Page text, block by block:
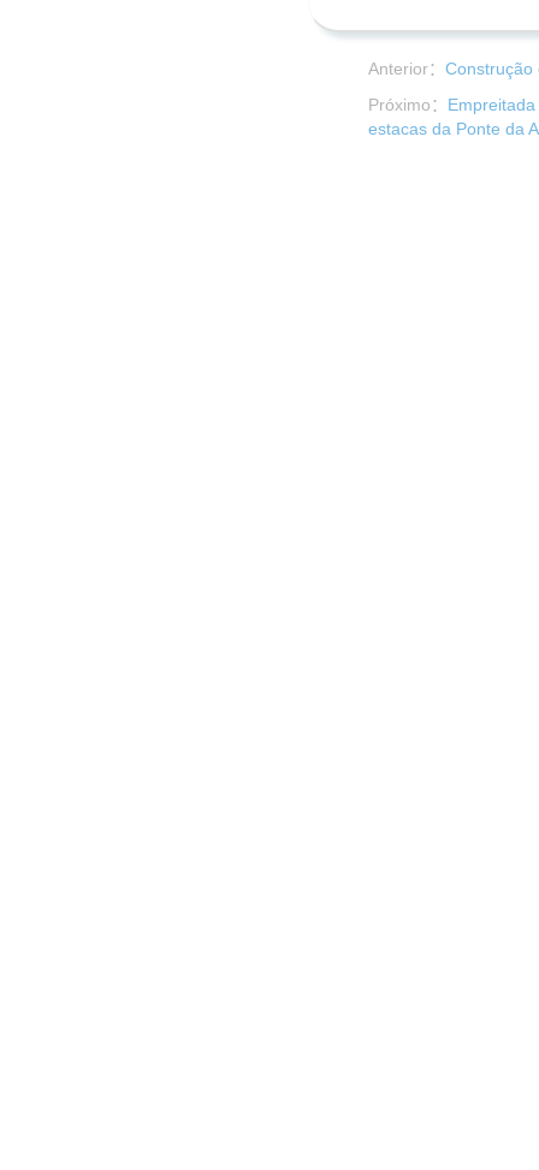
Anterior： Construção
Próximo：
estacas da Ponte da